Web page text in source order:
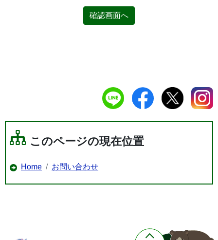
確認画面へ
このページの現在位置
Home お問い合わせ